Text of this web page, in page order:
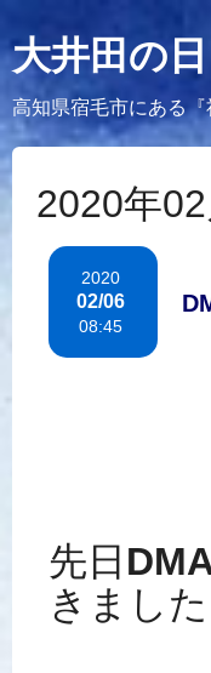
大井田の日
高知県宿毛市にある
2020年
2020
02/06
08:45
先日
きました